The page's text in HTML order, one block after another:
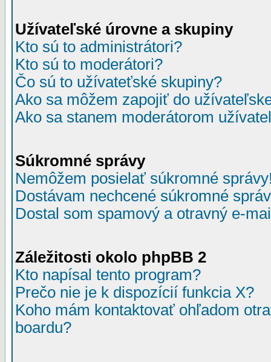
Užívateľské úrovne a skupiny
Kto sú to administrátori?
Kto sú to moderátori?
Čo sú to užívateťské skupiny?
Ako sa môžem zapojiť do
Ako sa stanem moderátorom
Súkromné správy
Nemôžem posielať súkromné
Dostávam nechcené súkromné
Dostal som spamový a otravný e-
Záležitosti okolo phpBB 2
Kto napísal tento program?
Prečo nie je k dispozícií funkcia X?
Koho mám kontaktovať ohľadom
boardu?